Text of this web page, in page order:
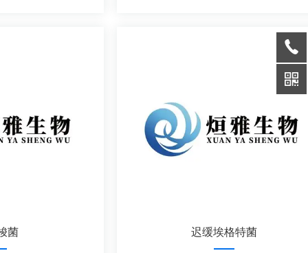
菌 迟缓埃格特菌